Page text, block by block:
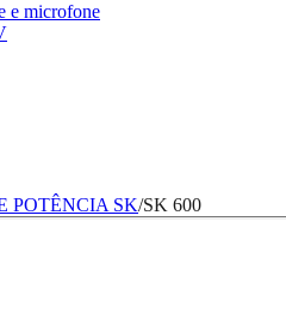
e microfone
POTÊNCIA SK/SK 600